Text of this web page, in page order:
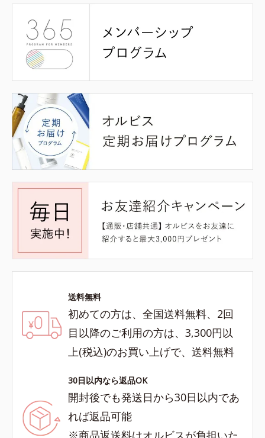
送料無料
初めての方は、全国送料無料、2回
目以降のご利用の方は、3,300円以
上(税込)のお買い上げで、送料無料
30日以内なら返品OK
開封後でも発送日から30日以内であ
れば返品可能
※商品返送料はオルビスが負担いた